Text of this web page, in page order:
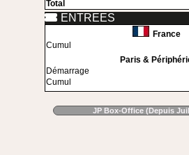
Total
ENTREES
France
Cumul
Paris &
Démarrage
Cumul
JP Box-Office (Depuis